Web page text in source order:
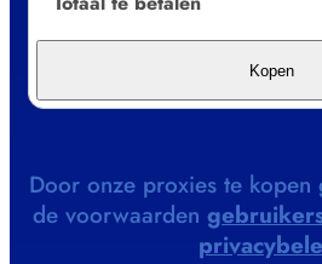
Kopen
Door onze proxies te kopen
de voorwaarden